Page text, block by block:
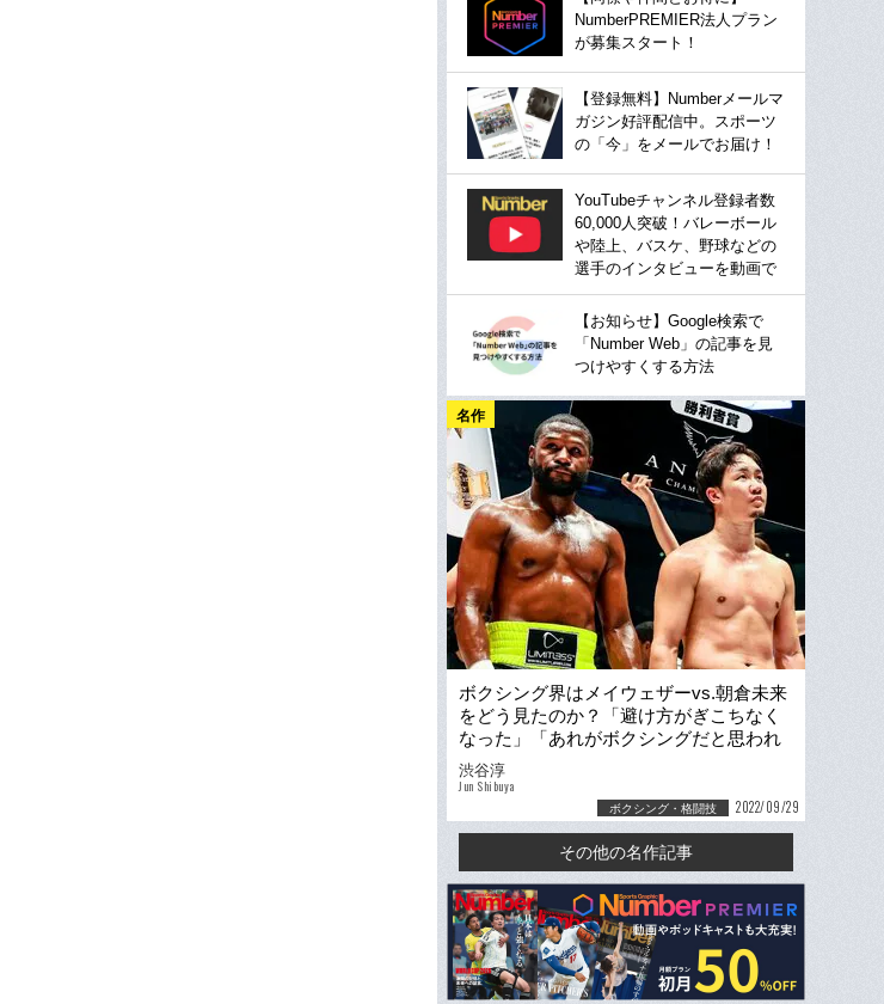
NumberPREMIER法人プラン
が募集スタート！
【登録無料】Numberメールマ
ガジン好評配信中。スポーツ
の「今」をメールでお届け！
YouTubeチャンネル登録者数
60,000人突破！バレーボール
や陸上、バスケ、野球などの
選手のインタビューを動画で
【お知らせ】Google検索で
「Number Web」の記事を見
つけやすくする方法
名作
ボクシング界はメイウェザーvs.朝倉未来
をどう見たのか？「避け方がぎこちなく
なった」「あれがボクシングだと思われ
るのはつらい」
渋谷淳
Jun Shibuya
ボクシング・格闘技 2022/09/29
その他の名作記事